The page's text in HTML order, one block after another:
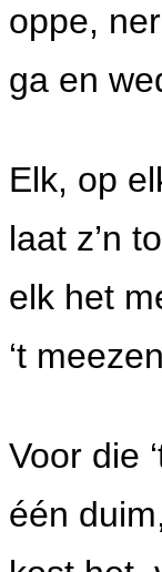
oppe,
ga en
Elk, op
laat z’n
elk het
‘t
Voor die
één